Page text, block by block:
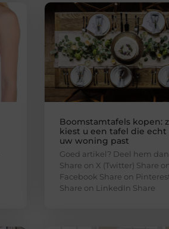
Boomstamtafels kopen:
kiest u een tafel die echt
uw woning past
Goed artikel? Deel hem
Share on X (Twitter) Share
Facebook Share on
Share on LinkedIn Share